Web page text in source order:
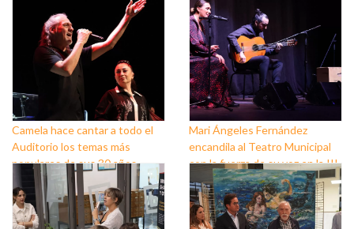
Camela hace cantar a todo el
Auditorio los temas más
populares de sus 30 años
sobre los escenarios
Mari Ángeles Fernández
encandila al Teatro Municipal
con la fuerza de su voz en la III
Semana del Flamenco